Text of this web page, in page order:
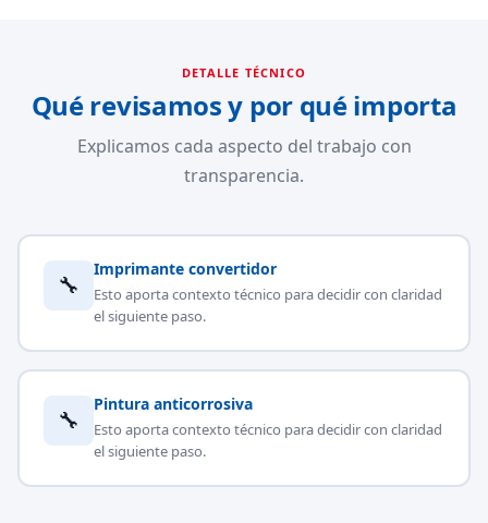
DETALLE TÉCNICO
Qué revisamos y por qué importa
Explicamos cada aspecto del trabajo con
transparencia.
🔧
Imprimante convertidor
Esto aporta contexto técnico para decidir con claridad
el siguiente paso.
🔧
Pintura anticorrosiva
Esto aporta contexto técnico para decidir con claridad
el siguiente paso.